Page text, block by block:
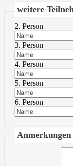
weitere
2. Person
3. Person
4. Person
5. Person
6. Person